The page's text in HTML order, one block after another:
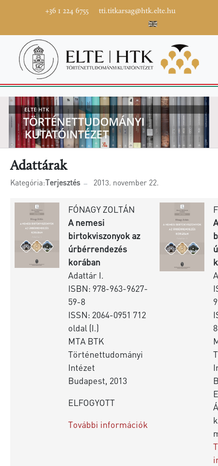
+36 1 224 6755 tti.titkarsag@htk.elte.hu
Adattárak
Kategória:Terjesztés 2013. november 22.
FÓNAGY ZOLTÁN
A nemesi
birtokviszonyok az
úrbérrendezés
korában
Adattár I.
ISBN: 978-963-9627-
59-8
ISSN: 2064-0951 712
oldal (I.)
MTA BTK
Történettudományi
Intézet
Budapest, 2013
ELFOGYOTT
További információk